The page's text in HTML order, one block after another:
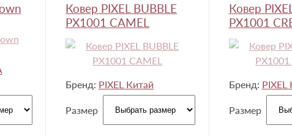
Ковер PIXEL BUBBLE
PX1001 CAMEL
Бренд: PIXEL Китай
Размер
Ковер
PX1001
Бренд: PIXEL
Размер